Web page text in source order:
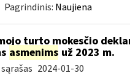
Pagrindinis: Naujiena
turto mokesčio
asmenims už 2023 m.
2024-01-30